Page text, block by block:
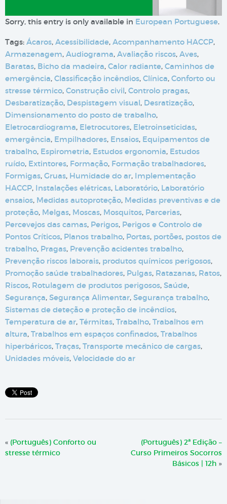
Sorry, this entry is only available in European Portuguese.
Tags: Ácaros, Acessibilidade, Acompanhamento HACCP,
Armazenagem, Audiograma, Avaliação riscos, Aves,
Baratas, Bicho da madeira, Calor radiante, Caminhos de
emergência, Classificação incêndios, Clínica, Conforto ou
stresse térmico, Construção civil, Controlo pragas,
Desbaratização, Despistagem visual, Desratização,
Dimensionamento do posto de trabalho,
Eletrocardiograma, Eletrocutores, Eletroinseticidas,
emergência, Empilhadores, Ensaios, Equipamentos de
trabalho, Espirometria, Estudos ergonomia, Estudos
ruído, Extintores, Formação, Formação trabalhadores,
Formigas, Gruas, Humidade do ar, Implementação
HACCP, Instalações elétricas, Laboratório, Laboratório
ensaios, Medidas autoproteção, Medidas preventivas e de
proteção, Melgas, Moscas, Mosquitos, Parcerias,
Percevejos das camas, Perigos, Perigos e Controlo de
Pontos Críticos, Planos trabalho, Portas, portões, postos de
trabalho, Pragas, Prevenção acidentes trabalho,
Prevenção riscos laborais, produtos químicos perigosos,
Promoção saúde trabalhadores, Pulgas, Ratazanas, Ratos,
Riscos, Rotulagem de produtos perigosos, Saúde,
Segurança, Segurança Alimentar, Segurança trabalho,
Sistemas de deteção e proteção de incêndios,
Temperatura de ar, Térmitas, Trabalho, Trabalhos em
altura, Trabalhos em espaços confinados, Trabalhos
hiperbáricos, Traças, Transporte mecânico de cargas,
Unidades móveis, Velocidade do ar
« (Português) Conforto ou
stresse térmico
(Português) 2ª Edição –
Curso Primeiros Socorros
Básicos | 12h »